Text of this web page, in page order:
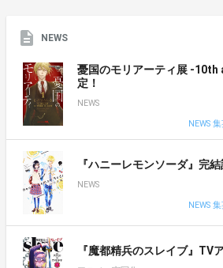
NEWS
憂国のモリアーティ展 -
定！
NEWS
NEWS
『ハニーレモンソーダ』完
NEWS
NEWS
『魔都精兵のスレイブ』TV